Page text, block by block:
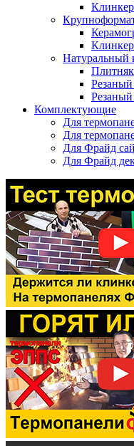
Клинкер
Натуральный
Плитняк
Резаный
Комплектующие
Для
Для
Для Фрайд
Для Фрайд